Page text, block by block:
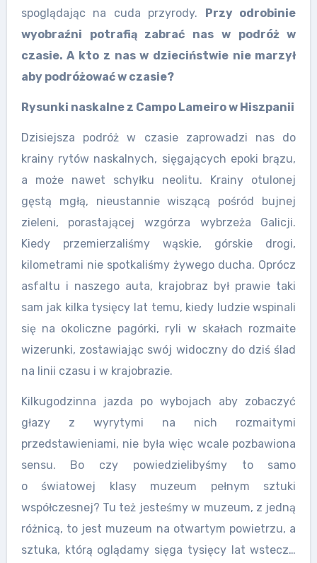
spoglądając na cuda przyrody.
Przy odrobinie
wyobraźni potrafią zabrać nas w podróż w
czasie. A kto z nas w dzieciństwie nie marzył
aby podróżować w czasie?
Rysunki naskalne z Campo Lameiro w Hiszpanii
Dzisiejsza podróż w czasie zaprowadzi nas do
krainy rytów naskalnych, sięgających epoki brązu,
a może nawet schyłku neolitu. Krainy otulonej
gęstą mgłą, nieustannie wiszącą pośród bujnej
zieleni, porastającej wzgórza wybrzeża Galicji.
Kiedy przemierzaliśmy wąskie, górskie drogi,
kilometrami nie spotkaliśmy żywego ducha. Oprócz
asfaltu i naszego auta, krajobraz był prawie taki
sam jak kilka tysięcy lat temu, kiedy ludzie wspinali
się na okoliczne pagórki, ryli w skałach rozmaite
wizerunki, zostawiając swój widoczny do dziś ślad
na linii czasu i w krajobrazie.
Kilkugodzinna jazda po wybojach aby zobaczyć
głazy z wyrytymi na nich rozmaitymi
przedstawieniami, nie była więc wcale pozbawiona
sensu. Bo czy powiedzielibyśmy to samo
oświatowej klasy muzeum pełnym sztuki
współczesnej? Tu też jesteśmy w muzeum, z jedną
różnicą, to jest muzeum na otwartym powietrzu, a
sztuka, którą oglądamy sięga tysięcy lat wstecz…